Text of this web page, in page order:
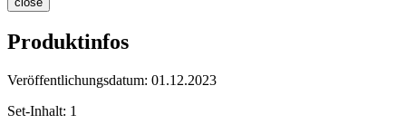
Produktinfos
Veröffentlichungsdatum: 01.12.2023
Set-Inhalt: 1